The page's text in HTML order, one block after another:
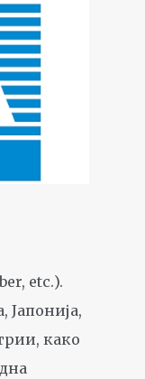
etc.).
како